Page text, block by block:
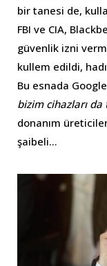
bir tanesi de,
FBI ve CIA,
güvenlik izni
kullem edildi,
Bu esnada
bizim cihazları
donanım
şaibeli…